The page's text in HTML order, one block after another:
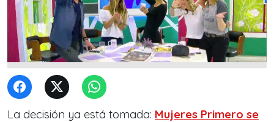
La decisión ya está tomada: Mujeres Primero se